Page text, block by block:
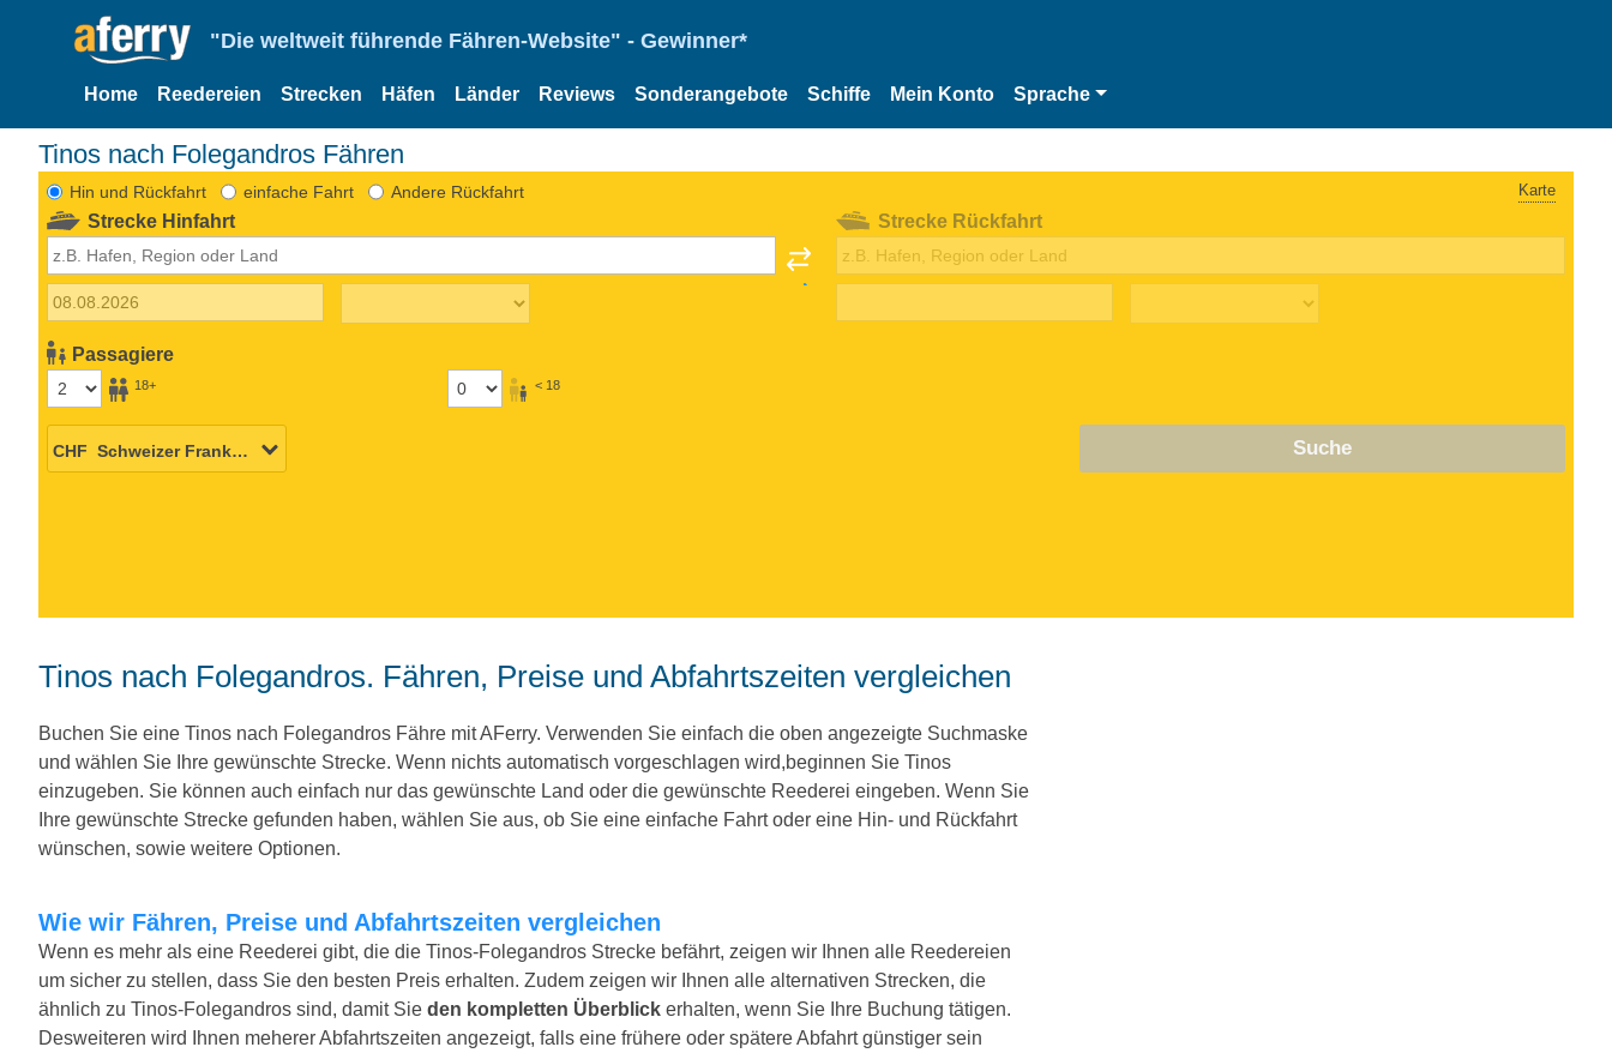
"Die weltweit führende Fähren-Website" - Gewinner*
Home Reedereien Strecken Häfen Länder Reviews Sonderangebote Schiffe Mein Konto Sprache
Tinos nach Folegandros Fähren
Hin und Rückfahrt einfache Fahrt Andere Rückfahrt Karte
Strecke Hinfahrt
Passagiere
18+ < 18
Strecke Rückfahrt
Suche
Tinos nach Folegandros. Fähren, Preise und Abfahrtszeiten vergleichen
Buchen Sie eine Tinos nach Folegandros Fähre mit AFerry. Verwenden Sie einfach die oben angezeigte Suchmaske
und wählen Sie Ihre gewünschte Strecke. Wenn nichts automatisch vorgeschlagen wird,beginnen Sie Tinos
einzugeben. Sie können auch einfach nur das gewünschte Land oder die gewünschte Reederei eingeben. Wenn Sie
Ihre gewünschte Strecke gefunden haben, wählen Sie aus, ob Sie eine einfache Fahrt oder eine Hin- und Rückfahrt
wünschen, sowie weitere Optionen.
Wie wir Fähren, Preise und Abfahrtszeiten vergleichen
Wenn es mehr als eine Reederei gibt, die die Tinos-Folegandros Strecke befährt, zeigen wir Ihnen alle Reedereien
um sicher zu stellen, dass Sie den besten Preis erhalten. Zudem zeigen wir Ihnen alle alternativen Strecken, die
ähnlich zu Tinos-Folegandros sind, damit Sie den kompletten Überblick erhalten, wenn Sie Ihre Buchung tätigen.
Desweiteren wird Ihnen meherer Abfahrtszeiten angezeigt, falls eine frühere oder spätere Abfahrt günstiger sein